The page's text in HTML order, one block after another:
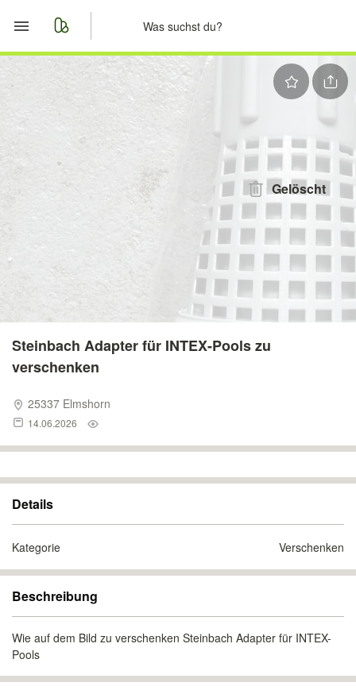
Start
Merkliste
Nachrichten
Anzeige aufgeben
Gelöscht
Steinbach Adapter für INTEX-Pools zu
verschenken
25337 Elmshorn
14.06.2026
Details
Kategorie Verschenken
Beschreibung
Wie auf dem Bild zu verschenken Steinbach Adapter für INTEX-
Pools